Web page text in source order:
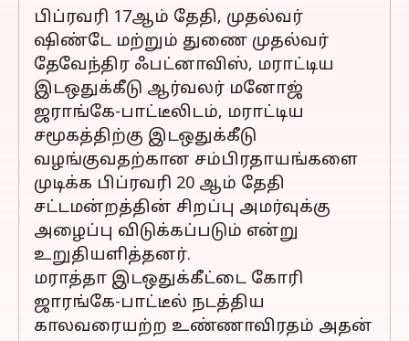
பிப்ரவரி 17ஆம் தேதி, முதல்வர்
ஷிண்டே மற்றும் துணை முதல்வர்
தேவேந்திர ஃபட்னாவிஸ், மராட்டிய
இடஒதுக்கீடு ஆர்வலர் மனோஜ்
ஜராங்கே-பாட்டீலிடம், மராட்டிய
சமூகத்திற்கு இடஒதுக்கீடு
வழங்குவதற்கான சம்பிரதாயங்களை
முடிக்க பிப்ரவரி 20 ஆம் தேதி
சட்டமன்றத்தின் சிறப்பு அமர்வுக்கு
அழைப்பு விடுக்கப்படும் என்று
உறுதியளித்தனர்.
மராத்தா இடஒதுக்கீட்டை கோரி
ஜாரங்கே-பாட்டீல் நடத்திய
காலவரையற்ற உண்ணாவிரதம் அதன்